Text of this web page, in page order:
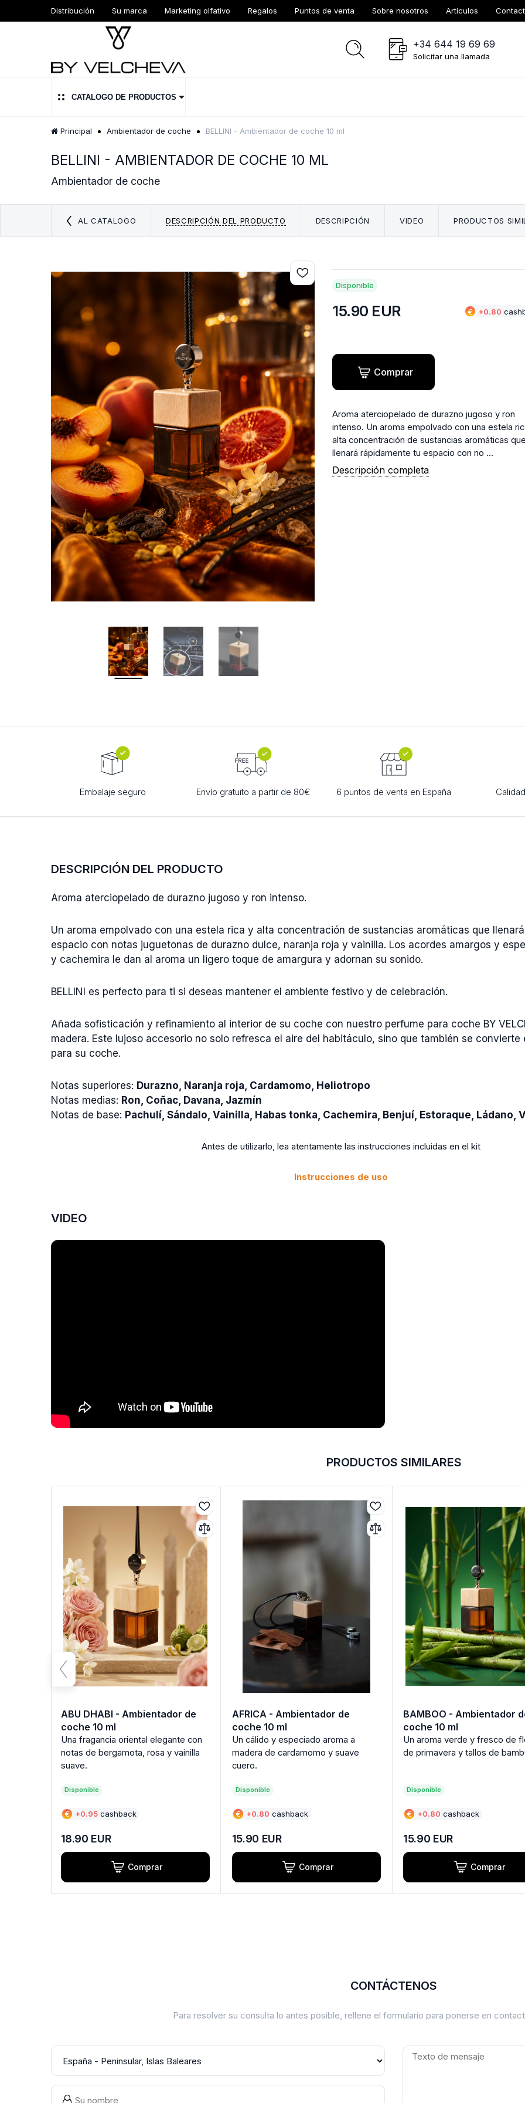
Distribución Su marca Marketing olfativo Regalos Puntos de venta Sobre nosotros Artículos
+34 644 19 69 69
Solicitar una llamada
CATALOGO DE PRODUCTOS
Principal Ambientador de coche BELLINI - Ambientador de coche 10 ml
BELLINI - AMBIENTADOR DE COCHE 10 ML
Ambientador de coche
AL CATALOGO DESCRIPCIÓN DEL PRODUCTO DESCRIPCIÓN VIDEO PRODUCTOS
Disponible
15.90 EUR € +0.80
Comprar
Aroma aterciopelado de durazno jugoso y ron
intenso. Un aroma empolvado con una estela
alta concentración de sustancias aromáticas que
llenará rápidamente tu espacio con no ...
Descripción completa
Embalaje seguro Envío gratuito a partir de 80€ 6 puntos de venta en España
DESCRIPCIÓN DEL PRODUCTO
Aroma aterciopelado de durazno jugoso y ron intenso.
Un aroma empolvado con una estela rica y alta concentración de sustancias aromáticas que
espacio con notas juguetonas de durazno dulce, naranja roja y vainilla. Los acordes amargos y
y cachemira le dan al aroma un ligero toque de amargura y adornan su sonido.
BELLINI es perfecto para ti si deseas mantener el ambiente festivo y de celebración.
Añada sofisticación y refinamiento al interior de su coche con nuestro perfume para coche BY
madera. Este lujoso accesorio no solo refresca el aire del habitáculo, sino que también se
para su coche.
Notas superiores: Durazno, Naranja roja, Cardamomo, Heliotropo
Notas medias: Ron, Coñac, Davana, Jazmín
Notas de base: Pachulí, Sándalo, Vainilla, Habas tonka, Cachemira, Benjuí, Estoraque, Ládano,
Antes de utilizarlo, lea atentamente las instrucciones incluidas en el kit
Instrucciones de uso
VIDEO
PRODUCTOS SIMILARES
ABU DHABI - Ambientador de
coche 10 ml
Una fragancia oriental elegante con
notas de bergamota, rosa y vainilla
suave.
Disponible
€ +0.95 cashback
18.90 EUR
Comprar
AFRICA - Ambientador de
coche 10 ml
Un cálido y especiado aroma a
madera de cardamomo y suave
cuero.
Disponible
€ +0.80 cashback
15.90 EUR
Comprar
BAMBOO - Ambientador
coche 10 ml
Un aroma verde y fresco de
de primavera y tallos de
Disponible
€ +0.80 cashback
15.90 EUR
Comprar
CONTÁCTENOS
Para resolver su consulta lo antes posible, rellene el formulario para ponerse en